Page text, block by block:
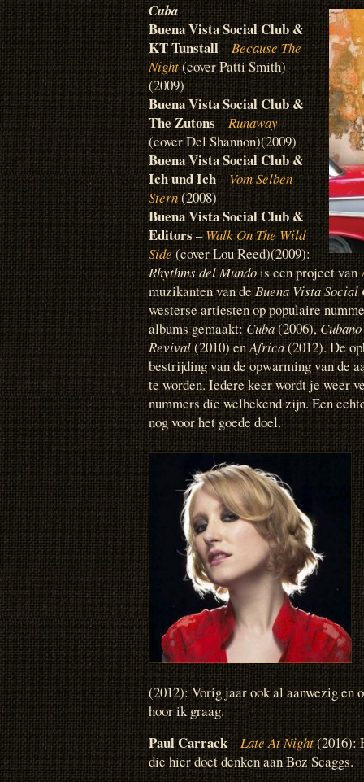
Cuba
Buena Vista Social Club &
KT Tunstall–Because The
Night(cover Patti Smith)
(2009)
Buena Vista Social Club &
The Zutons–Runaway
(cover Del Shannon)(2009)
Buena Vista Social Club &
Ich und Ich–Vom Selben
Stern(2008)
Buena Vista Social Club &
Editors–Walk On The Wild
Side(cover Lou Reed)(2009):
Rhythms del Mundois een project van
muzikanten van deBuena Vista Social
westerse artiesten op populaire
albums gemaakt:Cuba(2006),
Revival(2010) enAfrica(2012). De
bestrijding van de opwarming van de
te worden. Iedere keer wordt je weer
nummers die welbekend zijn. Een
nog voor het goede doel.
(2012): Vorig jaar ook al aanwezig en
hoor ik graag.
Paul Carrack–Late At Night(2016):
die hier doet denken aan Boz Scaggs.